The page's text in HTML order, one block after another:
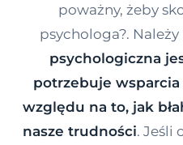
Dawka wiedzy
Dla specjalistów
Kontakt
poważny, żeby
psychologa?.
psychologiczna
potrzebuje
względu na to, jak
nasze trudności. Jeśli